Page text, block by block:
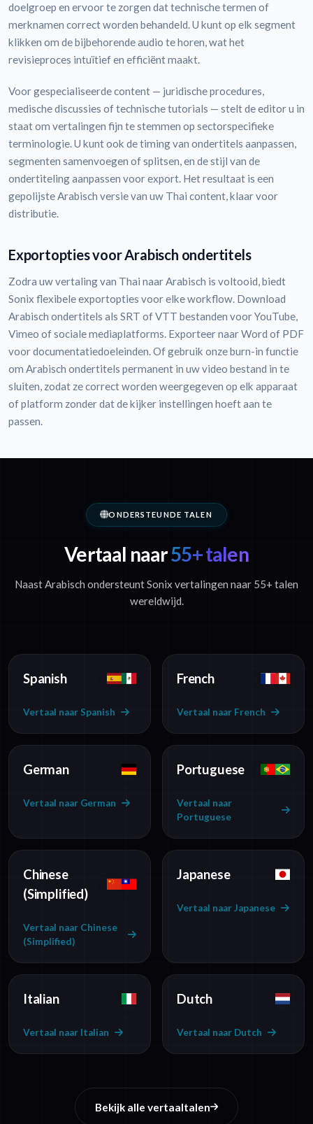
doelgroep en ervoor te zorgen dat technische termen of
merknamen correct worden behandeld. U kunt op elk segment
klikken om de bijbehorende audio te horen, wat het
revisieproces intuïtief en efficiënt maakt.
Voor gespecialiseerde content — juridische procedures,
medische discussies of technische tutorials — stelt de editor u in
staat om vertalingen fijn te stemmen op sectorspecifieke
terminologie. U kunt ook de timing van ondertitels aanpassen,
segmenten samenvoegen of splitsen, en de stijl van de
ondertiteling aanpassen voor export. Het resultaat is een
gepolijste Arabisch versie van uw Thai content, klaar voor
distributie.
Exportopties voor Arabisch ondertitels
Zodra uw vertaling van Thai naar Arabisch is voltooid, biedt
Sonix flexibele exportopties voor elke workflow. Download
Arabisch ondertitels als SRT of VTT bestanden voor YouTube,
Vimeo of sociale mediaplatforms. Exporteer naar Word of PDF
voor documentatiedoeleinden. Of gebruik onze burn-in functie
om Arabisch ondertitels permanent in uw video bestand in te
sluiten, zodat ze correct worden weergegeven op elk apparaat
of platform zonder dat de kijker instellingen hoeft aan te
passen.
ONDERSTEUNDE TALEN
Vertaal naar55+ talen
Naast Arabisch ondersteunt Sonix vertalingen naar 55+ talen
wereldwijd.
Spanish
Vertaal naar Spanish
French
Vertaal naar French
German
Vertaal naar German
Portuguese
Vertaal naar
Portuguese
Chinese
(Simplified)
Vertaal naar Chinese
(Simplified)
Japanese
Vertaal naar Japanese
Italian
Vertaal naar Italian
Dutch
Vertaal naar Dutch
Bekijk alle vertaaltalen